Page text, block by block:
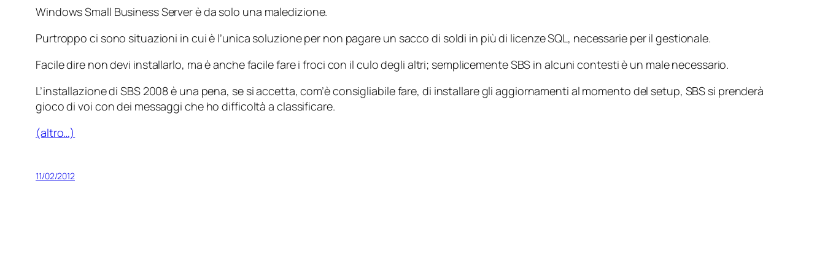
Windows Small Business Server è da solo una maledizione.
Purtroppo ci sono situazioni in cui è l’unica soluzione per non pagare un sacco di soldi in più di licenze SQL, necessarie per il gestionale.
Facile dire non devi installarlo, ma è anche facile fare i froci con il culo degli altri; semplicemente SBS in alcuni contesti è un male necessario.
L’installazione di SBS 2008 è una pena, se si accetta, com’è consigliabile fare, di installare gli aggiornamenti al momento del setup, SBS si prenderà
gioco di voi con dei messaggi che ho difficoltà a classificare.
(altro…)
11/02/2012